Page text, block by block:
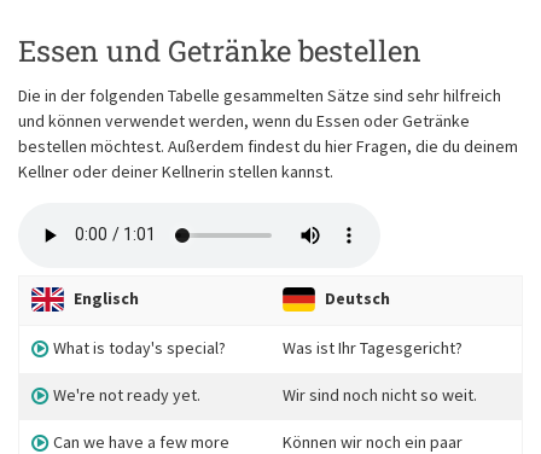
Essen und Getränke bestellen
Die in der folgenden Tabelle gesammelten Sätze sind sehr hilfreich
und können verwendet werden, wenn du Essen oder Getränke
bestellen möchtest. Außerdem findest du hier Fragen, die du deinem
Kellner oder deiner Kellnerin stellen kannst.
Englisch Deutsch
What is today's special? Was ist Ihr Tagesgericht?
We're not ready yet. Wir sind noch nicht so weit.
Can we have a few more
Können wir noch ein paar